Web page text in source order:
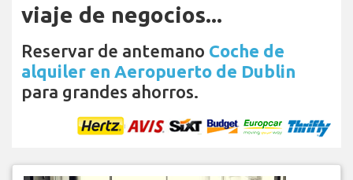
viaje de negocios...
Reservar de antemano Coche de
alquiler en Aeropuerto de Dublin
para grandes ahorros.